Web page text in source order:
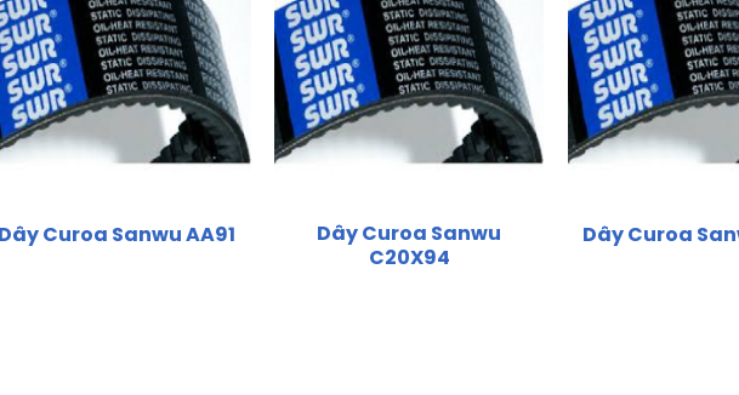
Dây Curoa Sanwu AA91
Dây Curoa Sanwu
C20X94
Dây Curoa